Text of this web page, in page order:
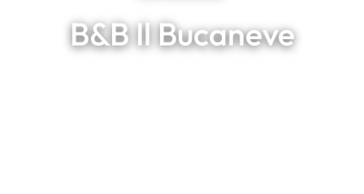
B&B Il Bucaneve